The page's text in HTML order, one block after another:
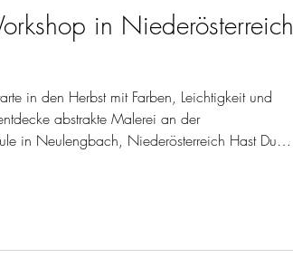
in Niederösterreich
in den Herbst mit Farben, Leichtigkeit und
abstrakte Malerei an der
in Neulengbach, Niederösterreich Hast Du
an der VHS Neulengbach darfst Du Deine